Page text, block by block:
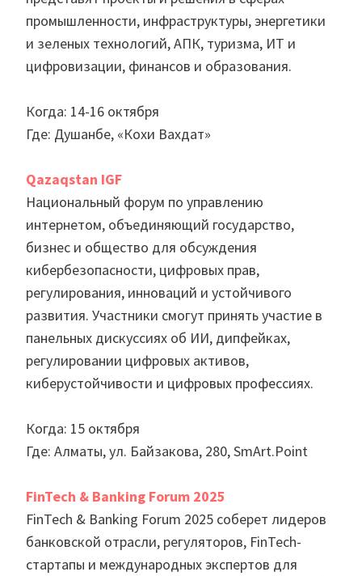
промышленности, инфраструктуры, энергетики
и зеленых технологий, АПК, туризма, ИТ и
цифровизации, финансов и образования.
Когда: 14-16 октября
Где: Душанбе, «Кохи Вахдат»
Qazaqstan IGF
Национальный форум по управлению
интернетом, объединяющий государство,
бизнес и общество для обсуждения
кибербезопасности, цифровых прав,
регулирования, инноваций и устойчивого
развития. Участники смогут принять участие в
панельных дискуссиях об ИИ, дипфейках,
регулировании цифровых активов,
киберустойчивости и цифровых профессиях.
Когда: 15 октября
Где: Алматы, ул. Байзакова, 280, SmArt.Point
FinTech & Banking Forum 2025
FinTech & Banking Forum 2025 соберет лидеров
банковской отрасли, регуляторов, FinTech-
стартапы и международных экспертов для